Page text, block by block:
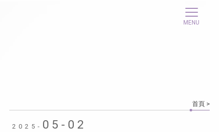
首頁 >
2025- 05-02